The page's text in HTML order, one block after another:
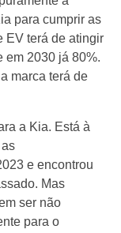
para cumprir as
EV terá de atingir
em 2030 já 80%.
marca terá de
a Kia. Está à
e encontrou
Mas
ser não
para o